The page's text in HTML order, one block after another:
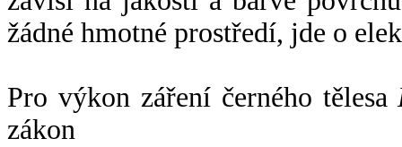
žádné hmotné prostředí, jde o
Pro výkon záření černého tělesa
zákon